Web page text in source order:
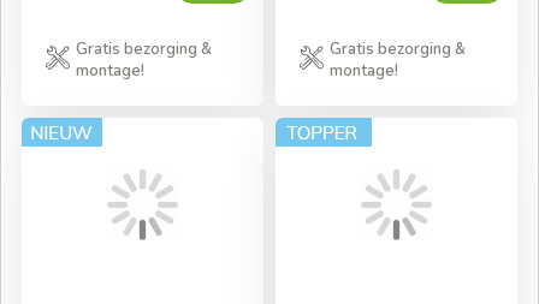
Gratis bezorging &
montage!
Gratis bezorging &
montage!